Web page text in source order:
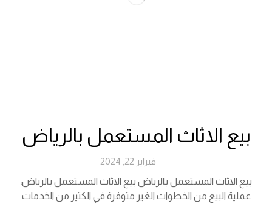
بيع الاثاث المستعمل بالرياض
فبراير 22, 2024
بيع الاثاث المستعمل بالرياض بيع الاثاث المستعمل بالرياض،
عملية البيع من الخطوات الغير متوفرة في الكثير من الخدمات